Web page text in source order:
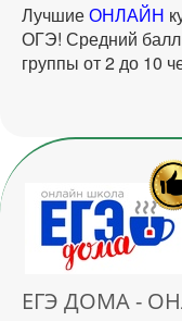
ЛучшиеОНЛАЙН
ОГЭ! Средний
группы от 2 до 10
ЕГЭ ДОМА -